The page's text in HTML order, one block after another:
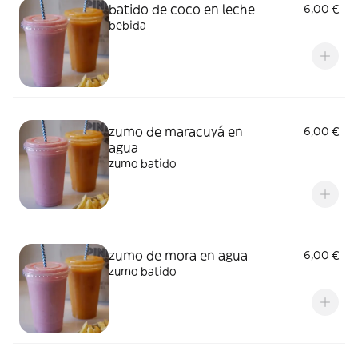
batido de coco en leche
6,00 €
bebida
zumo de maracuyá en
agua
6,00 €
zumo batido
zumo de mora en agua
6,00 €
zumo batido